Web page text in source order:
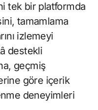
tek bir platformda
tamamlama
izlemeyi
destekli
geçmiş
göre içerik
deneyimleri